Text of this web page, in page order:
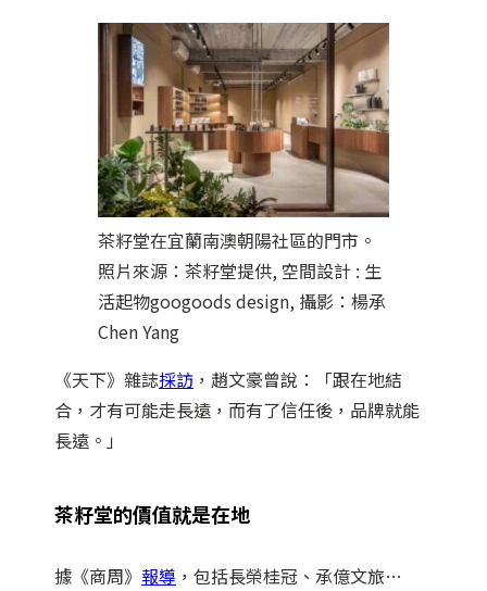
茶籽堂在宜蘭南澳朝陽社區的門市。
照片來源：茶籽堂提供, 空間設計 : 生
活起物googoods design, 攝影：楊承
Chen Yang
《天下》雜誌採訪 ，趙文豪曾說：「跟在地結
合，才有可能走長遠，而有了信任後，品牌就能
長遠。」
茶籽堂的價值就是在地
據《商周》 報導 ，包括長榮桂冠、承億文旅…